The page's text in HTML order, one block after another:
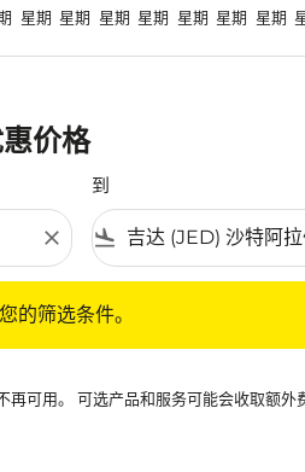
星期 星期 星期 星期 星期 星期 星期
价格
close
到
flight_land
的筛选条件。
可用。 可选产品和服务可能会收取额外